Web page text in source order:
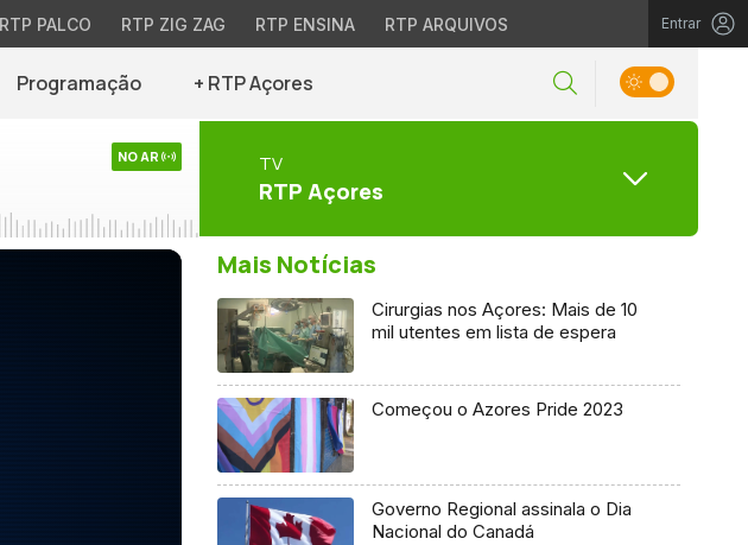
RTP PALCO RTP ZIG ZAG RTP ENSINA RTP ARQUIVOS Entrar
Programação + RTP Açores
NO AR TV
RTP Açores
Mais Notícias
Cirurgias nos Açores: Mais de 10
mil utentes em lista de espera
Começou o Azores Pride 2023
Governo Regional assinala o Dia
Nacional do Canadá